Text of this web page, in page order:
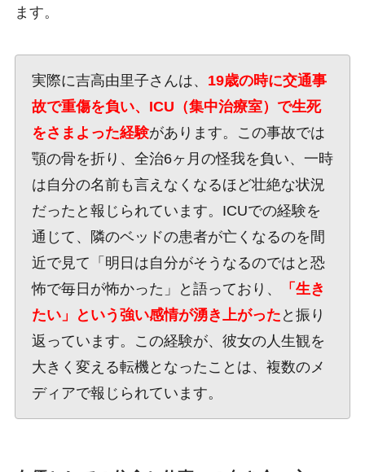
ます。
実際に吉高由里子さんは、 19歳の時に交通事
故で重傷を負い、ICU（集中治療室）で生死
をさまよった経験があります。この事故では
顎の骨を折り、全治6ヶ月の怪我を負い、一時
は自分の名前も言えなくなるほど壮絶な状況
だったと報じられています。ICUでの経験を
通じて、隣のベッドの患者が亡くなるのを間
近で見て「明日は自分がそうなるのではと恐
怖で毎日が怖かった」と語っており、
「生き
たい」という強い感情が湧き上がった と振り
返っています。この経験が、彼女の人生観を
大きく変える転機となったことは、複数のメ
ディアで報じられています。